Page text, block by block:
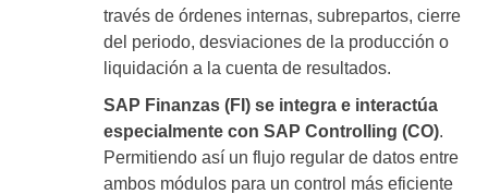
través de órdenes internas, subrepartos, cierre
del periodo, desviaciones de la producción o
liquidación a la cuenta de resultados.
SAP Finanzas (FI) se integra e interactúa
especialmente con SAP Controlling (CO).
Permitiendo así un flujo regular de datos entre
ambos módulos para un control más eficiente